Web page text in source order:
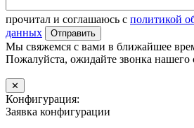
прочитал и соглашаюсь с политикой
данных
Мы свяжемся с вами в ближайшее
Пожалуйста, ожидайте звонка нашего
✕
Конфигурация:
Заявка конфигурации